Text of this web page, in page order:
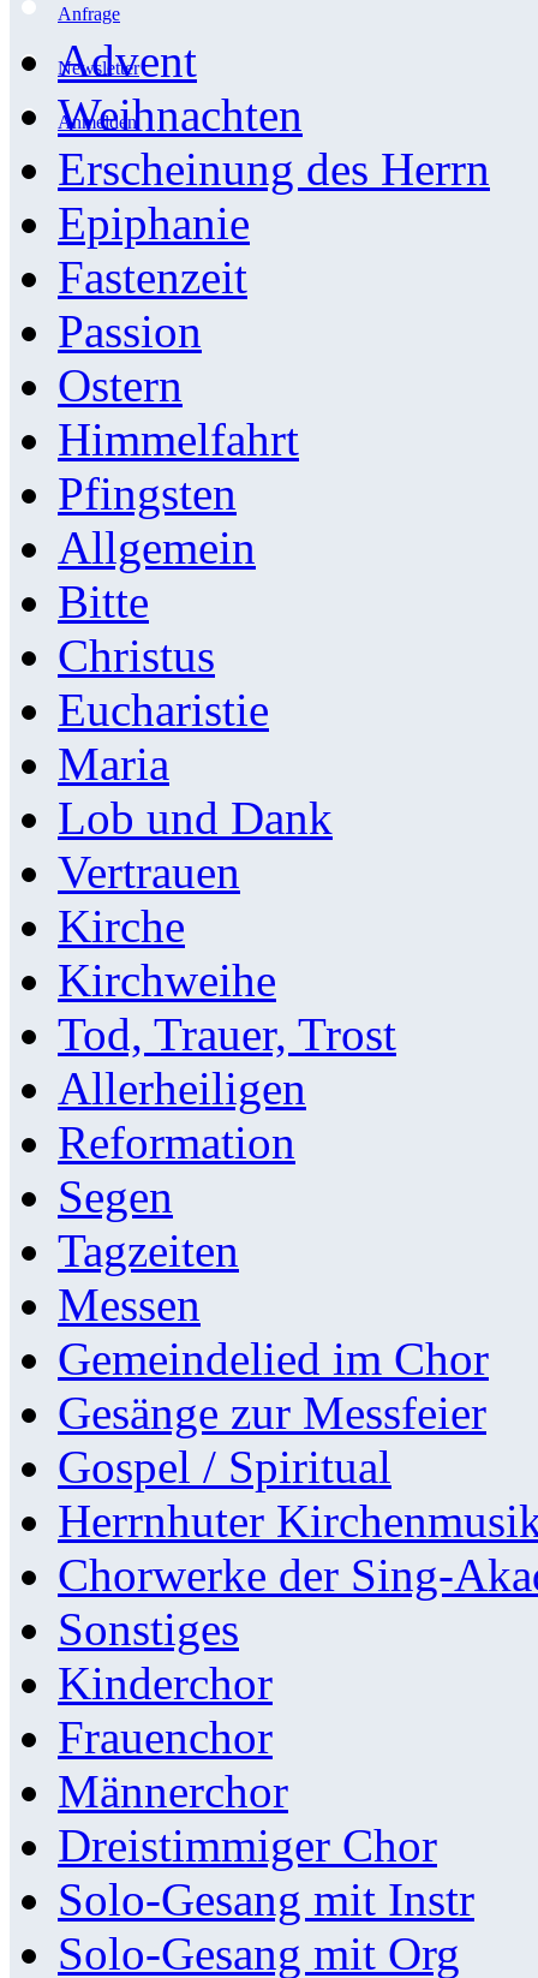
Anfrage
Newsletter
Anmelden
Advent
Weihnachten
Erscheinung des Herrn
Epiphanie
Fastenzeit
Passion
Ostern
Himmelfahrt
Pfingsten
Allgemein
Bitte
Christus
Eucharistie
Maria
Lob und Dank
Vertrauen
Kirche
Kirchweihe
Tod, Trauer, Trost
Allerheiligen
Reformation
Segen
Tagzeiten
Messen
Gemeindelied im Chor
Gesänge zur Messfeier
Gospel / Spiritual
Herrnhuter
Chorwerke der Sing-
Sonstiges
Kinderchor
Frauenchor
Männerchor
Dreistimmiger Chor
Solo-Gesang mit Instr
Solo-Gesang mit Org